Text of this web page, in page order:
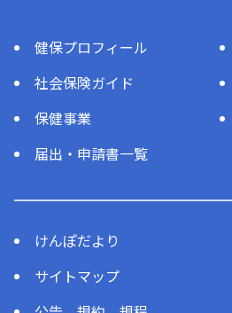
健保プロフィール
社会保険ガイド
保健事業
届出・申請書一覧
けんぽだより
サイトマップ